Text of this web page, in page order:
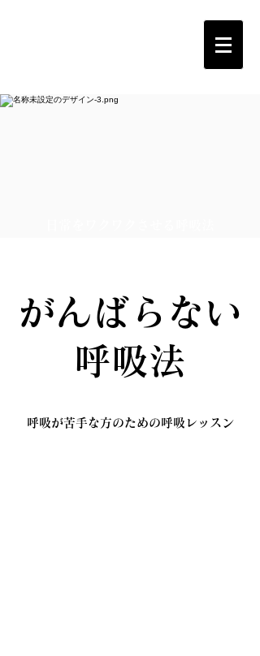
​がんばらない
呼吸法
​呼吸が苦手な方のための呼吸レッスン